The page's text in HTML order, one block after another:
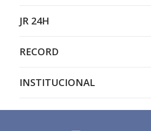
JR 24H
RECORD
INSTITUCIONAL